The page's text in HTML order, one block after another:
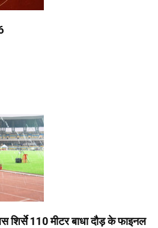
110 मीटर बाधा दौड़ के फाइनल